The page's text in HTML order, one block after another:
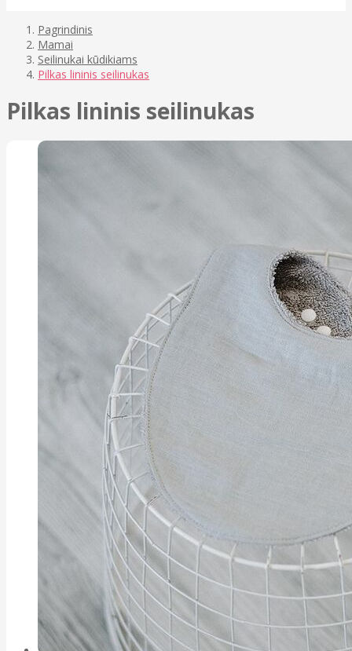
Pagrindinis
Mamai
Seilinukai kūdikiams
Pilkas lininis seilinukas
Pilkas lininis seilinukas